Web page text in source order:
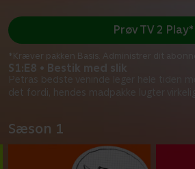
S1:E8 • Bestik med slik
Petras bedste veninde leger hele tiden
det fordi, hendes madpakke lugter
Prøv TV 2 Play*
*Kræver pakken Basis. Administrer dit
Sæson 1